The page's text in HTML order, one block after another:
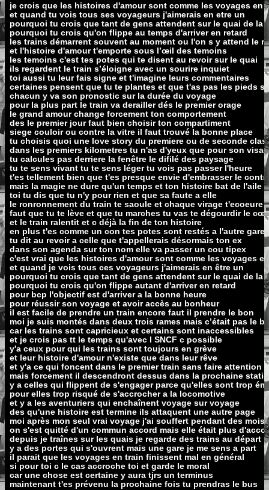
je crois que les histoires d'amour sont comme les voyages en
et quand tu vois tous ses voyageurs j'aimerais en etre un
pourquoi tu crois que tant de gens attendent sur le quai de la
pourquoi tu crois qu'on flippe au temps d'arriver en retard
les trains démarrent souvent au moment ou l'on s y attend le
et l'histoire d'amour t'emporte sous l’œil des temoins
les temoins c'est tes potes qui te disent au revoir sur le quai
ils regardent le train s’éloigne avec un sourire inquiet
toi aussi tu leur fais signe et t'imagine leurs commentaires
certaines pensent que tu te plantes et que t'as pas les pieds
chacun y va son pronostic sur la durée du voyage
pour la plus part le train va derailler dés le premier orage
le grand amour change forcement ton comportement
des le premier jour faut bien choisir ton compartiment
siege couloir ou contre la vitre il faut trouvé la bonne place
tu choisis quoi une love story du premiere ou de seconde
dans les premiers kilometres tu n'as d'yeux que pour son
tu calcules pas derriere la fenêtre le difilé des paysage
tu te sens vivant tu te sens léger tu vois pas passer l'heure
t'es tellement bien que t'es presque envie d'embrasser le
mais la magie ne dure qu'un temps et ton histoire bat de l'aile
toi tu dis que tu n'y pour rien et que sa faute a elle
le ronronnement du train te saoule et chaque virage t'ecoeure
faut que tu te lève et que tu marches tu vas te dégourdir le
et le train ralentit et c déjà la fin de ton histoire
en plus t'es comme un con tes potes sont restés a l'autre gare
tu dit au revoir a celle que t'appellerais désormais ton ex
dans son agenda sur ton nom elle va passer un cou tipex
c'est vrai que les histoires d'amour sont comme les voyages
et quand je vois tous ces voyageurs j'aimerais en être un
pourquoi tu crois que tant de gens attendent sur le quai de la
pourquoi tu crois qu'on flippe autant d'arriver en retard
pour bcp l'objectif est d'arriver a la bonne heure
pour réussir son voyage et avoir accès au bonheur
il est facile de prendre un train encore faut il prendre le bon
moi je suis montés dans deux trois rames mais c’était pas le
car les trains sont capricieux et certains sont inaccessibles
et je crois pas tt le temps qu'avec l SNCF c possible
y'a ceux pour qui les trains sont toujours en grève
et leur histoire d'amour n'existe que dans leur rêve
et y'a ce qui foncent dans le premier train sans faire attention
mais forcement il descendront dessus dans la prochaine
y a celles qui flippent de s'engager parce qu'elles sont trop
pour elles trop risqué de s'accrocher a la locomotive
et y a les aventuriers qui enchaînent voyage sur voyage
des qu'une histoire est termine ils attaquent une autre page
moi après mon seul vrai voyage j'ai souffert pendant des mois
on s'est quitté d'un commun accord mais elle était plus
depuis je traînes sur les quais je regarde des trains au départ
y a des portes qui s'ouvrent mais une gare je me sens a part
il parait que les voyages en train finissent mal en général
si pour toi c le cas accroche toi et garde le moral
car une chose est certaine y aura tjrs un terminus
maintenant t'es prévenu la prochaine fois tu prendras le bus